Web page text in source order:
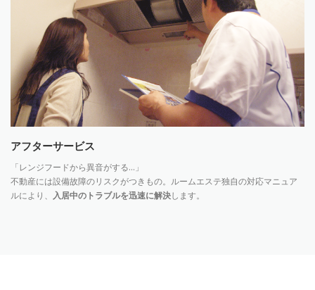
アフターサービス
「レンジフードから異音がする…」
不動産には設備故障のリスクがつきもの。ルームエステ独自の対応マニュア
ルにより、 入居中のトラブルを迅速に解決します。